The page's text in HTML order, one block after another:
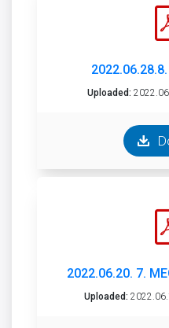
Uploaded:
2022.06.20. 7.
Uploaded: